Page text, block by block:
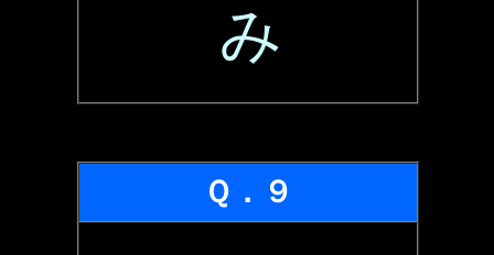
み
Ｑ．９